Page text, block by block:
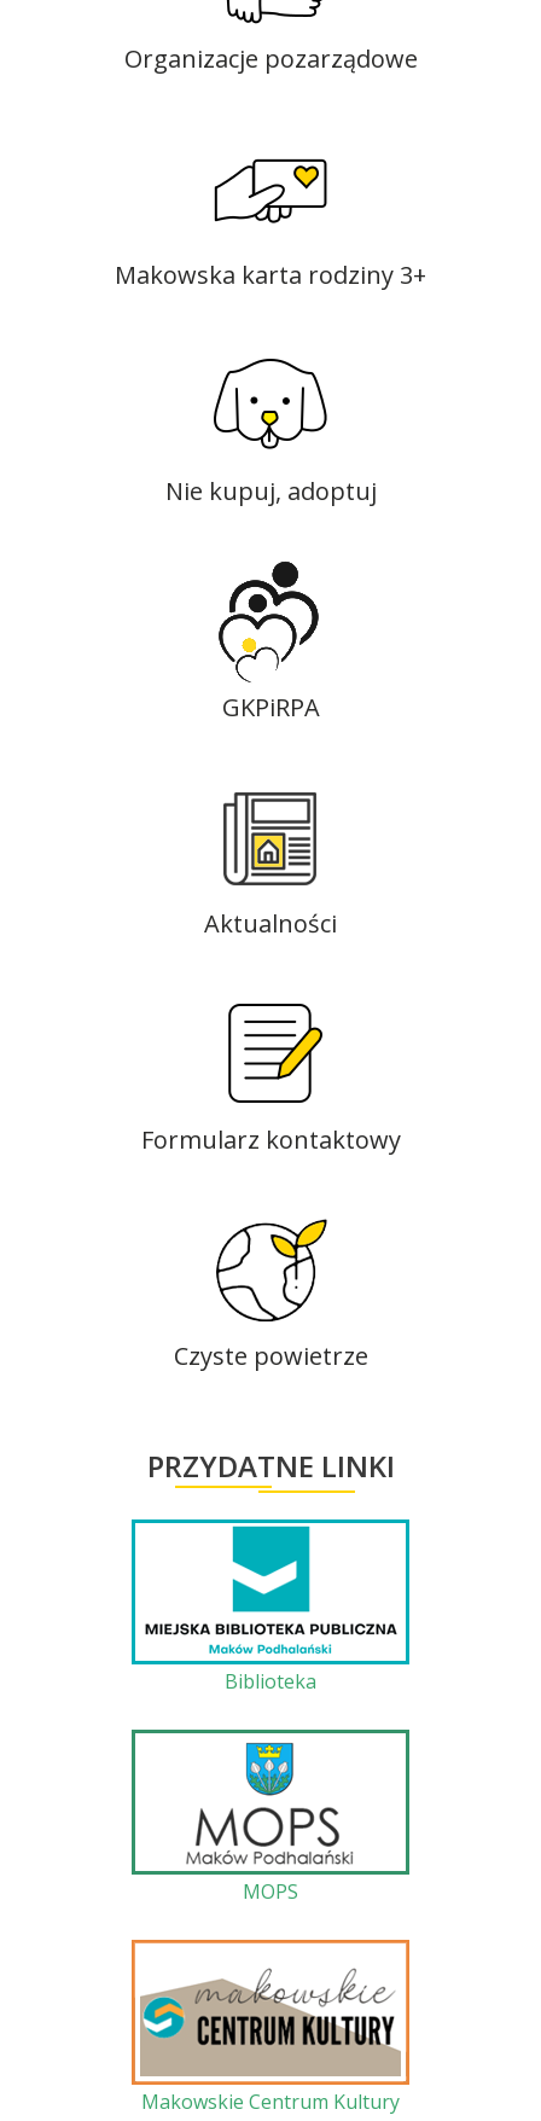
Organizacje pozarządowe
Makowska karta rodziny 3+
Nie kupuj, adoptuj
GKPiRPA
Aktualności
Formularz kontaktowy
Czyste powietrze
PRZYDATNE LINKI
Biblioteka
MOPS
Makowskie Centrum Kultury